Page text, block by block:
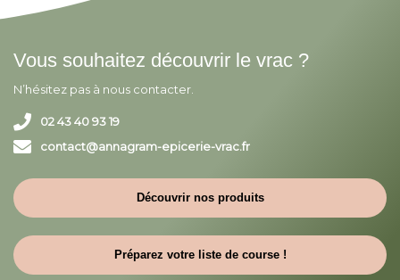
Vous souhaitez découvrir le vrac ?
N’hésitez pas à nous contacter.
02 43 40 93 19
contact@annagram-epicerie-vrac.fr
Découvrir nos produits
Préparez votre liste de course !